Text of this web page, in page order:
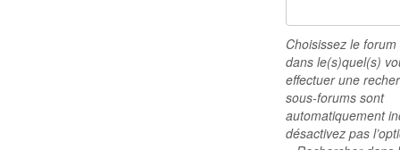
Choisissez le
dans le(s)quel(s)
effectuer une
sous-forums sont
automatiquement
désactivez pas